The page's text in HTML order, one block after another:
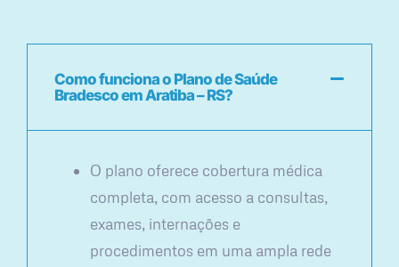
Como funciona o Plano de Saúde
Bradesco em Aratiba – RS?
O plano oferece cobertura médica
completa, com acesso a consultas,
exames, internações e
procedimentos em uma ampla rede